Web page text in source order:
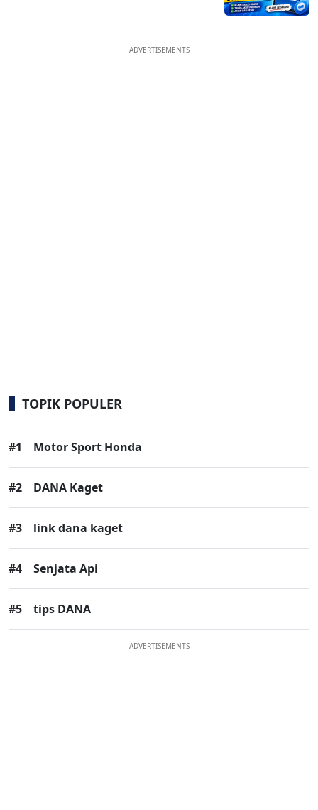
ADVERTISEMENTS
TOPIK POPULER
#1 Motor Sport Honda
#2 DANA Kaget
#3 link dana kaget
#4 Senjata Api
#5 tips DANA
ADVERTISEMENTS